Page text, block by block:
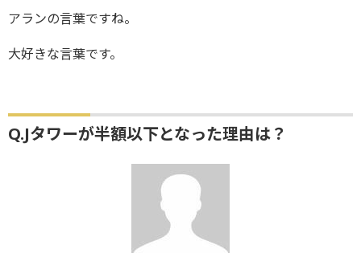
アランの言葉ですね。
大好きな言葉です。
Q.Jタワーが半額以下となった理由は？